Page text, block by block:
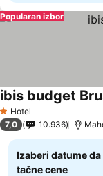
Popularan izbor
1 Zvezdice
Hotel
ibis budget
7,0 10.936
Izaberi datume
tačne cene